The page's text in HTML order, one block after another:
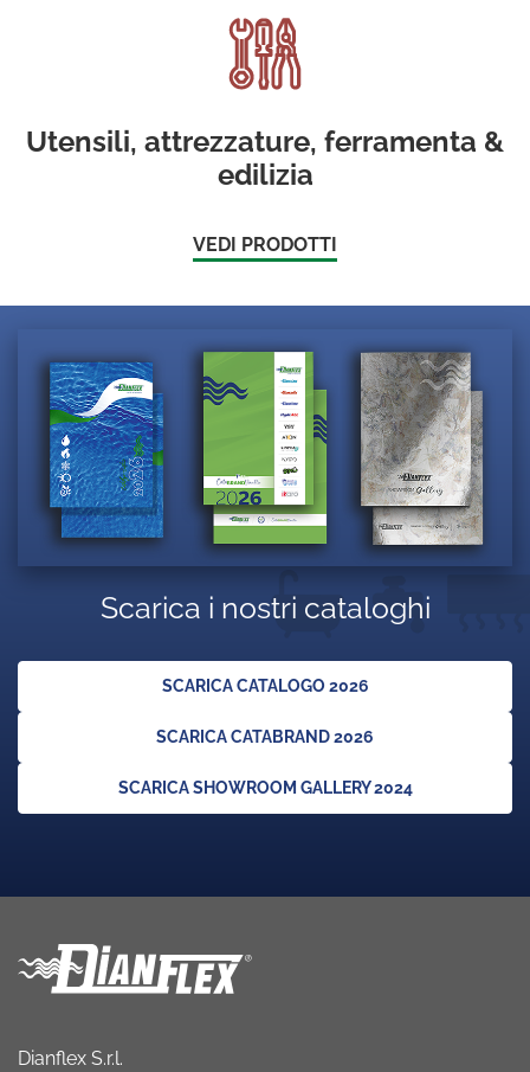
Utensili, attrezzature, ferramenta &
edilizia
VEDI PRODOTTI
Scarica i nostri cataloghi
SCARICA CATALOGO 2026
SCARICA CATABRAND 2026
SCARICA SHOWROOM GALLERY 2024
Dianflex S.r.l.